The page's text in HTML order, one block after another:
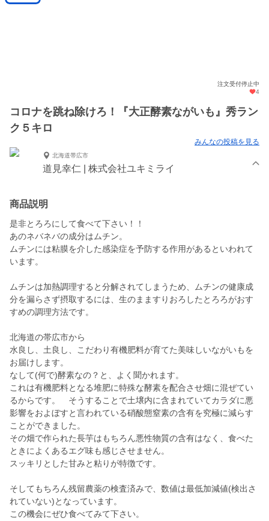
注文受付停止中
4
コロナを跳ね除けろ！『大正酵素ながいも』秀ラン
ク５キロ
みんなの投稿を見る
北海道帯広市
道見幸仁 | 株式会社ユキミライ
商品説明
是非とろろにして食べて下さい！！
あのネバネバの成分はムチン。
ムチンには粘膜を介した感染症を予防する作用があるといわれて
います。
ムチンは加熱調理すると分解されてしまうため、ムチンの健康成
分を漏らさず摂取するには、生のまますりおろしたとろろがおす
すめの調理方法です。
北海道の帯広市から
水良し、土良し、こだわり有機肥料が育てた美味しいながいもを
お届けします。
なして(何で)酵素なの？と、よく聞かれます。
これは有機肥料となる堆肥に特殊な酵素を配合させ畑に混ぜてい
るからです。 そうすることで土壌内に含まれていてカラダに悪
影響をおよぼすと言われている硝酸態窒素の含有を究極に減らす
ことができました。
その畑で作られた長芋はもちろん悪性物質の含有はなく、食べた
ときによくあるエグ味も感じさせません。
スッキリとした甘みと粘りが特徴です。
そしてもちろん残留農薬の検査済みで、数値は最低加減値(検出さ
れていない)となっています。
この機会にぜひ食べてみて下さい。